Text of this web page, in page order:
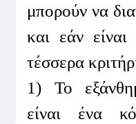
μπορούν να
και εάν
τέσσερα
1) Το
είναι ένα